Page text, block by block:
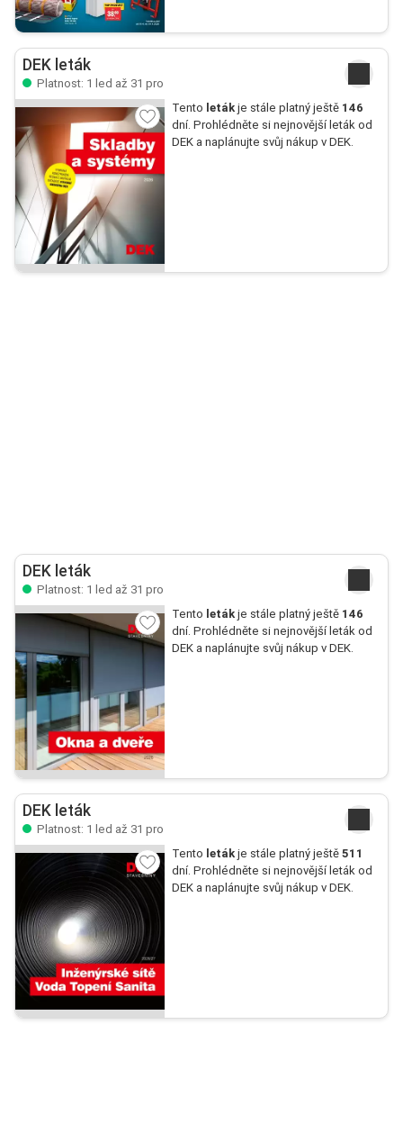
DEK leták
Platnost: 1 led až 31 pro
Tento letákje stále platný ještě 146
dní. Prohlédněte si nejnovější leták od
DEK a naplánujte svůj nákup v DEK.
DEK leták
Platnost: 1 led až 31 pro
Tento letákje stále platný ještě 146
dní. Prohlédněte si nejnovější leták od
DEK a naplánujte svůj nákup v DEK.
DEK leták
Platnost: 1 led až 31 pro
Tento letákje stále platný ještě 511
dní. Prohlédněte si nejnovější leták od
DEK a naplánujte svůj nákup v DEK.